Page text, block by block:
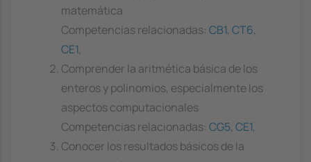
matemática
Competencias relacionadas: CB1, CT6,
CE1,
Comprender la aritmética básica de los
enteros y polinomios, especialmente los
aspectos computacionales
Competencias relacionadas: CG5, CE1,
Conocer los resultados básicos de la